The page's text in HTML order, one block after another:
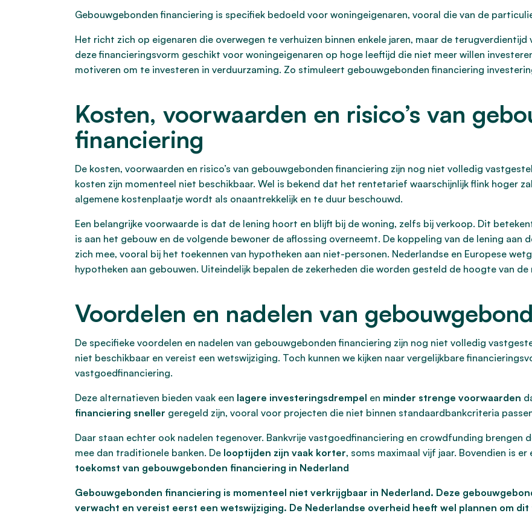
Gebouwgebonden financiering is specifiek bedoeld voor woningeigenaren, vooral die van de
Het richt zich op eigenaren die overwegen te verhuizen binnen enkele jaren, maar de terugverdientijd
deze financieringsvorm geschikt voor woningeigenaren op hoge leeftijd die niet meer willen
motiveren om te investeren in verduurzaming. Zo stimuleert gebouwgebonden financiering
Kosten, voorwaarden en risico’s van
financiering
De kosten, voorwaarden en risico’s van gebouwgebonden financiering zijn nog niet volledig
kosten zijn momenteel niet beschikbaar. Wel is bekend dat het rentetarief waarschijnlijk flink hoger
algemene kostenplaatje wordt als onaantrekkelijk en te duur beschouwd.
Een belangrijke voorwaarde is dat de lening hoort en blijft bij de woning, zelfs bij verkoop. Dit
is aan het gebouw en de volgende bewoner de aflossing overneemt. De koppeling van de lening
zich mee, vooral bij het toekennen van hypotheken aan niet-personen. Nederlandse en Europese
hypotheken aan gebouwen. Uiteindelijk bepalen de zekerheden die worden gesteld de hoogte van
Voordelen en nadelen van
De specifieke voordelen en nadelen van gebouwgebonden financiering zijn nog niet volledig
niet beschikbaar en vereist een wetswijziging. Toch kunnen we kijken naar vergelijkbare
vastgoedfinanciering.
Deze alternatieven bieden vaak een lagere investeringsdrempel en minder strenge voorwaarden
financiering sneller geregeld zijn, vooral voor projecten die niet binnen standaardbankcriteria
Daar staan echter ook nadelen tegenover. Bankvrije vastgoedfinanciering en crowdfunding brengen
mee dan traditionele banken. De looptijden zijn vaak korter, soms maximaal vijf jaar. Bovendien is er
toekomst van gebouwgebonden financiering in Nederland
Gebouwgebonden financiering is momenteel niet verkrijgbaar in Nederland. Deze
verwacht en vereist eerst een wetswijziging. De Nederlandse overheid heeft wel plannen om